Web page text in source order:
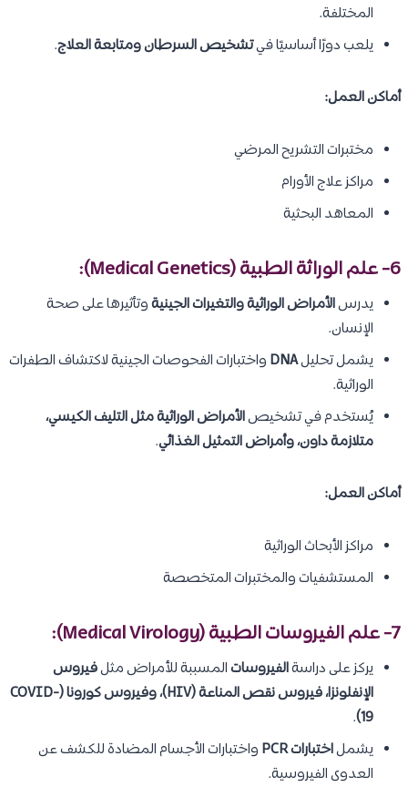
المختلفة.
يلعب دورًا أساسيًا فيتشخيص السرطان ومتابعة العلاج.
أماكن العمل:
مختبرات التشريح المرضي
مراكز علاج الأورام
المعاهد البحثية
6- علم الوراثة الطبية (Medical Genetics):
يدرسالأمراض الوراثية والتغيرات الجينيةوتأثيرها على صحة
الإنسان.
يشمل تحليلDNA واختبارات الفحوصات الجينية لاكتشاف الطفرات
الوراثية.
يُستخدم في تشخيصالأمراض الوراثية مثل التليف الكيسي،
متلازمة داون، وأمراض التمثيل الغذائي.
أماكن العمل:
مراكز الأبحاث الوراثية
المستشفيات والمختبرات المتخصصة
7- علم الفيروسات الطبية (Medical Virology):
يركز على دراسةالفيروساتالمسببة للأمراض مثلفيروس
الإنفلونزا، فيروس نقص المناعة (HIV)، وفيروس كورونا (COVID-
19)
.
يشملاختبارات PCR
واختبارات الأجسام المضادة للكشف عن
العدوى الفيروسية.